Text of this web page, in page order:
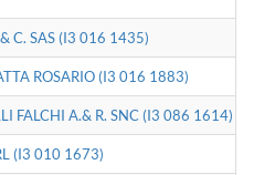
C. SAS (I3 016 1435)
ROSARIO (I3 016 1883)
FALCHI A.& R. SNC (I3 086 1614)
(I3 010 1673)